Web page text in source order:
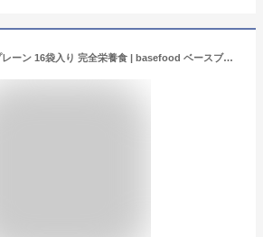
BASE BREAD プレーン 16袋入り 完全栄養食 | basefood ベースブレッド 栄養食 置き換え ダイエット 食品 満腹感 低 糖質 制限 オフ パン 食物繊維 タンパク質 糖質 おやつ お菓子 亜鉛 葉酸 全粒粉 雑穀 送料無料 間食 ベースフード 糖質制限